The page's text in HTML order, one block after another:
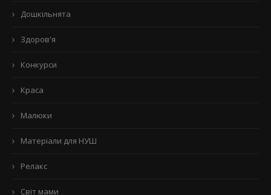
Дошкільнята
Здоров'я
Конкурси
Краса
Малюки
Матеріали для НУШ
Релакс
Світ мами